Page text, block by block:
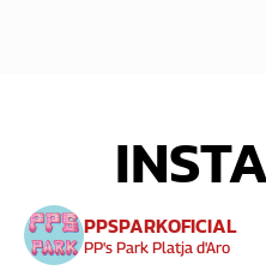
PPSPARKOFICIAL
PP's Park Platja d'Aro